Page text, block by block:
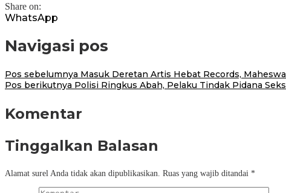
Share on:
WhatsApp
Navigasi pos
Pos sebelumnya Masuk Deretan Artis Hebat Records,
Pos berikutnya Polisi Ringkus Abah, Pelaku Tindak Pidana
Komentar
Tinggalkan Balasan
Alamat surel Anda tidak akan dipublikasikan. Ruas yang wajib ditandai *